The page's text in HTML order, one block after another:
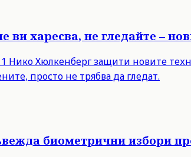
ви харесва, не гледайте –
Нико Хюлкенберг защити новите
просто не трябва да гледат.
биометрични избори